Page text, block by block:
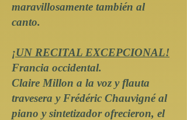
maravillosamente también al
canto.
¡UN RECITAL EXCEPCIONAL!
Francia occidental.
Claire Millon a la voz y flauta
travesera y Frédéric Chauvigné al
piano y sintetizador ofrecieron, el